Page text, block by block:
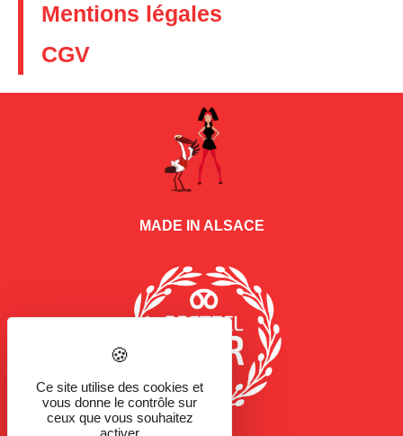
Mentions légales
CGV
MADE IN ALSACE
Ce site utilise des cookies et
vous donne le contrôle sur
ceux que vous souhaitez
activer